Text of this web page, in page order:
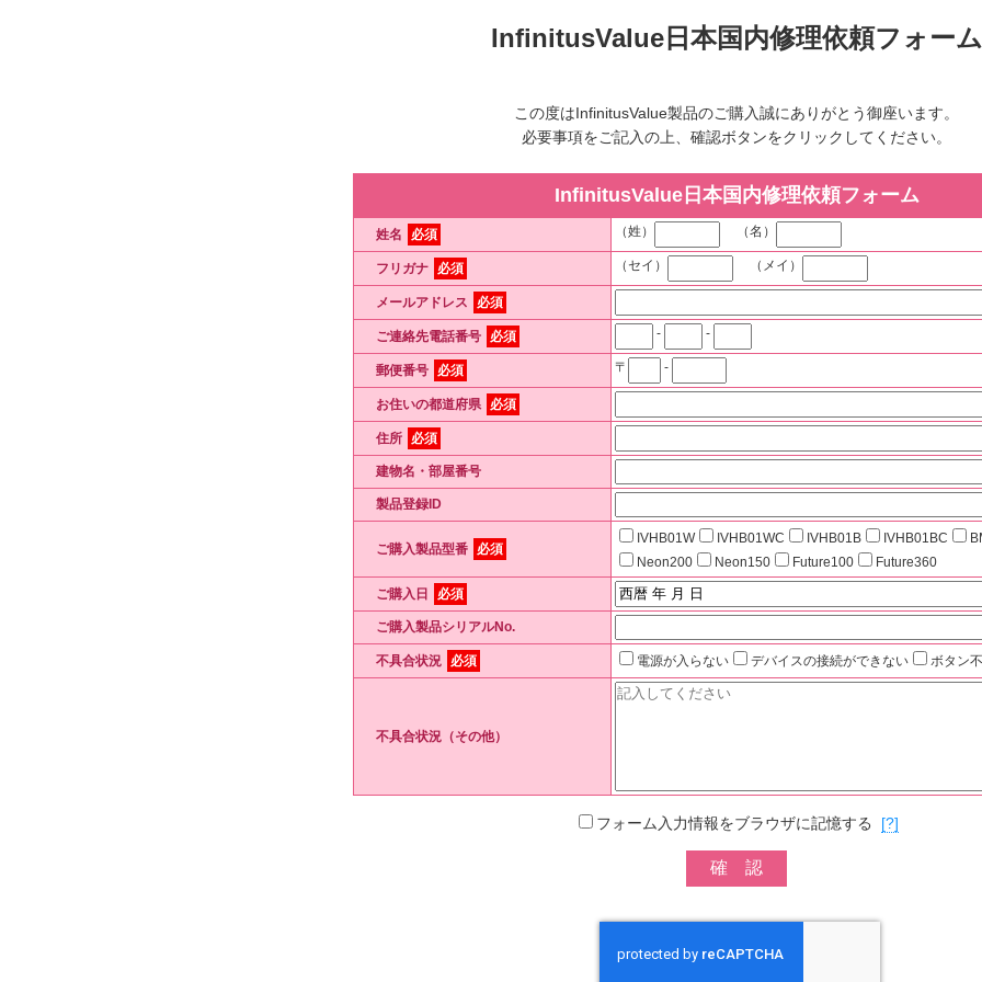
InfinitusValue日本国内修理依頼フォーム
この度はInfinitusValue製品のご購入誠にありがとう御座います。
必要事項をご記入の上、確認ボタンをクリックしてください。
InfinitusValue日本国内修理依頼フォーム
姓名 必須 （姓） （名）
フリガナ 必須 （セイ） （メイ）
メールアドレス 必須
ご連絡先電話番号 必須 - -
郵便番号 必須 〒 -
お住いの都道府県 必須
住所 必須
建物名・部屋番号
製品登録ID
ご購入製品型番 必須
IVHB01W IVHB01WC IVHB01B IVHB01BC
Neon200
Neon150 Future100 Future360
ご購入日 必須
ご購入製品シリアルNo.
不具合状況 必須 電源が入らない デバイスの接続ができない ボタン
不具合状況（その他）
フォーム入力情報をブラウザに記憶する [?]